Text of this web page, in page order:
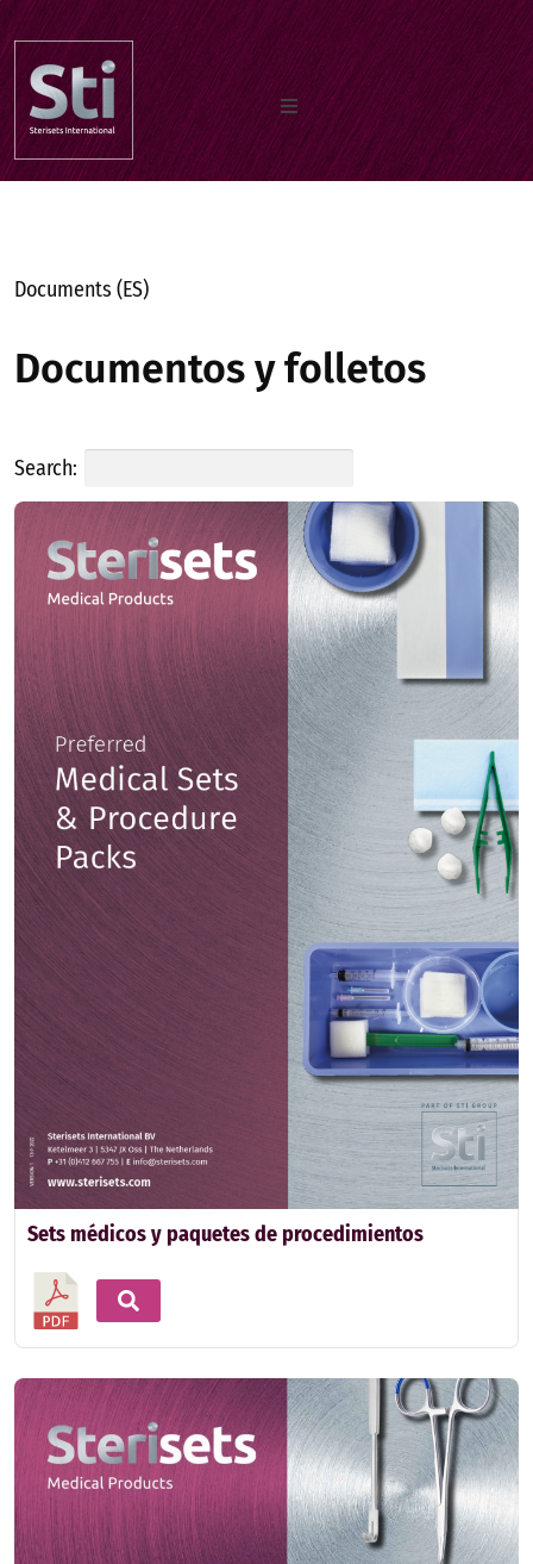
Inicio
Documentos
Nuestros productos
Contacto
Español
Documents (ES)
Documentos y folletos
Search:
Sets médicos y paquetes de procedimientos